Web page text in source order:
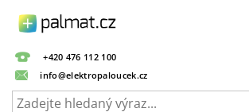
+420 476 112 100
info@elektropaloucek.cz